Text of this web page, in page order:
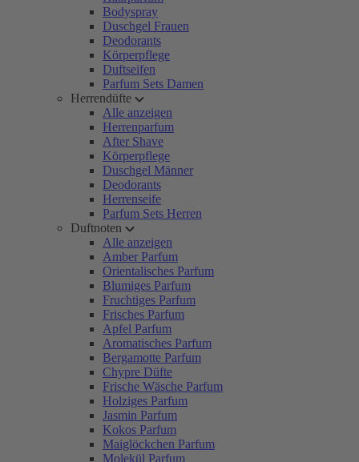
Bodyspray
Duschgel Frauen
Deodorants
Körperpflege
Duftseifen
Parfum Sets Damen
Herrendüfte
Alle anzeigen
Herrenparfum
After Shave
Körperpflege
Duschgel Männer
Deodorants
Herrenseife
Parfum Sets Herren
Duftnoten
Alle anzeigen
Amber Parfum
Orientalisches Parfum
Blumiges Parfum
Fruchtiges Parfum
Frisches Parfum
Apfel Parfum
Aromatisches Parfum
Bergamotte Parfum
Chypre Düfte
Frische Wäsche Parfum
Holziges Parfum
Jasmin Parfum
Kokos Parfum
Maiglöckchen Parfum
Molekül Parfum